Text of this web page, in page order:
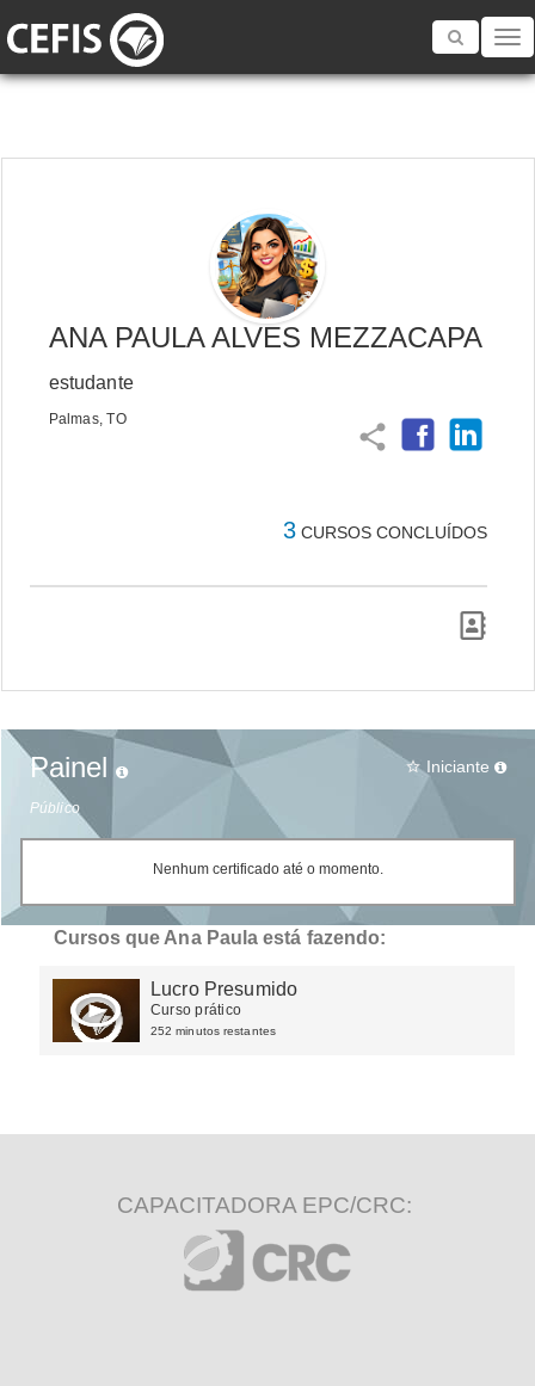
Toggle
ANA PAULA ALVES MEZZACAPA
estudante
Palmas, TO
share
3 CURSOS CONCLUÍDOS
Painel
Público
star_border Iniciante
Nenhum certificado até o momento.
Cursos que Ana Paula está fazendo:
Lucro Presumido
Curso prático
252 minutos restantes
CAPACITADORA EPC/CRC: